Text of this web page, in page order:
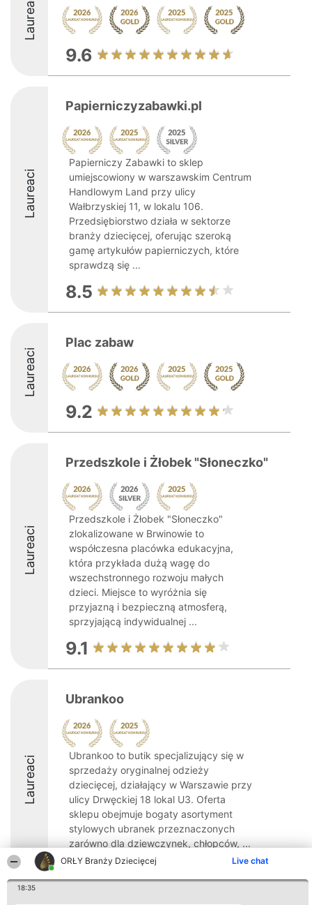
ORŁY Branży Dziecięcej Live chat
18:35
Laureaci
9.6
Laureaci
Papierniczyzabawki.pl
Papierniczy Zabawki to sklep
umiejscowiony w warszawskim Centrum
Handlowym Land przy ulicy
Wałbrzyskiej 11, w lokalu 106.
Przedsiębiorstwo działa w sektorze
branży dziecięcej, oferując szeroką
gamę artykułów papierniczych, które
sprawdzą się ...
8.5
Laureaci
Plac zabaw
9.2
Laureaci
Przedszkole i Żłobek "Słoneczko"
Przedszkole i Żłobek "Słoneczko"
zlokalizowane w Brwinowie to
współczesna placówka edukacyjna,
która przykłada dużą wagę do
wszechstronnego rozwoju małych
dzieci. Miejsce to wyróżnia się
przyjazną i bezpieczną atmosferą,
sprzyjającą indywidualnej ...
9.1
Laureaci
Ubrankoo
Ubrankoo to butik specjalizujący się w
sprzedaży oryginalnej odzieży
dziecięcej, działający w Warszawie przy
ulicy Drwęckiej 18 lokal U3. Oferta
sklepu obejmuje bogaty asortyment
stylowych ubranek przeznaczonych
zarówno dla dziewczynek, chłopców, ...
8